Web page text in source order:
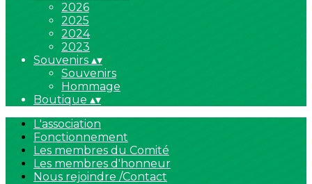
2026
2025
2024
2023
Souvenirs ▴▾
Souvenirs
Hommage
Boutique ▴▾
L'association
Fonctionnement
Les membres du Comité
Les membres d'honneur
Nous rejoindre /Contact